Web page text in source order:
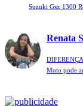
Suzuki Gsx 1300
Renata
Moto pode